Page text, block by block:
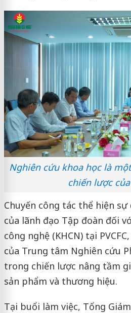
Nghiên cứu khoa học là
chiến lược của
Chuyến công tác thể hiện sự
của lãnh đạo Tập đoàn đối
công nghệ (KHCN) tại
của Trung tâm Nghiên cứu
trong chiến lược nâng tầm
sản phẩm và thương hiệu.
Tại buổi làm việc, Tổng Giám